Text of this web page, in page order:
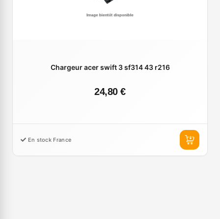
Chargeur acer swift 3 sf314 43 r216
24,80 €
En stock France